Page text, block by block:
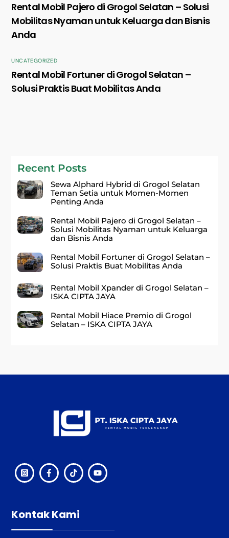
Rental Mobil Pajero di Grogol Selatan – Solusi
Mobilitas Nyaman untuk Keluarga dan Bisnis
Anda
UNCATEGORIZED
Rental Mobil Fortuner di Grogol Selatan –
Solusi Praktis Buat Mobilitas Anda
Recent Posts
Sewa Alphard Hybrid di Grogol Selatan
Teman Setia untuk Momen-Momen
Penting Anda
Rental Mobil Pajero di Grogol Selatan –
Solusi Mobilitas Nyaman untuk Keluarga
dan Bisnis Anda
Rental Mobil Fortuner di Grogol Selatan –
Solusi Praktis Buat Mobilitas Anda
Rental Mobil Xpander di Grogol Selatan –
ISKA CIPTA JAYA
Rental Mobil Hiace Premio di Grogol
Selatan – ISKA CIPTA JAYA
Kontak Kami